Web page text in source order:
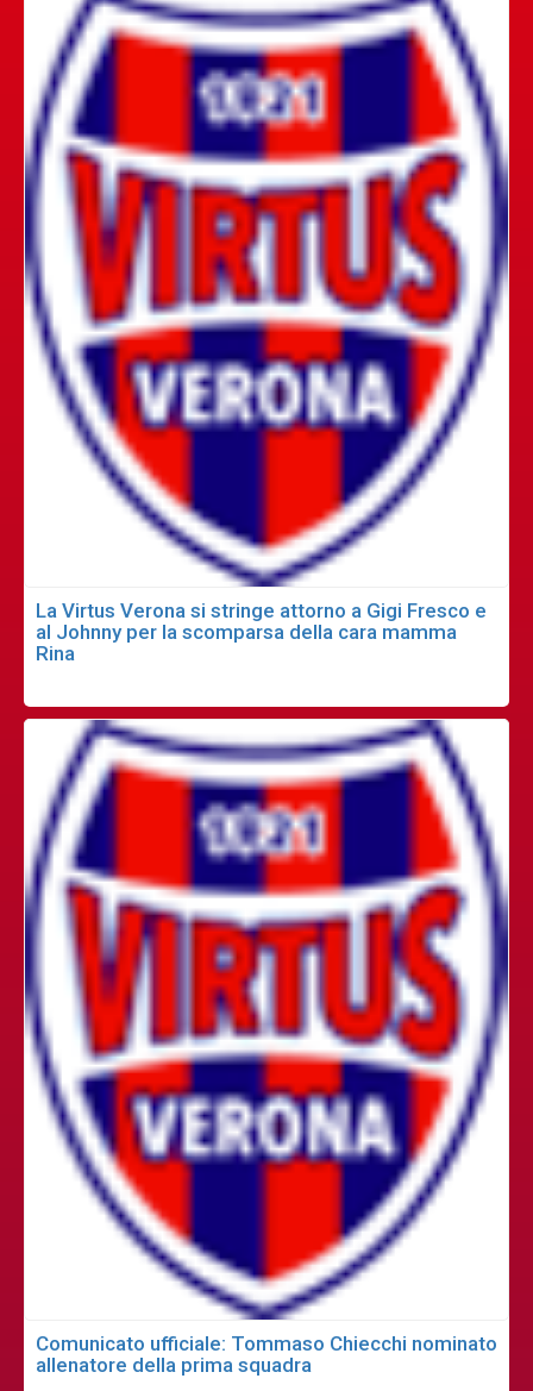
La Virtus Verona si stringe attorno a Gigi Fresco e
al Johnny per la scomparsa della cara mamma
Rina
Comunicato ufficiale: Tommaso Chiecchi nominato
allenatore della prima squadra